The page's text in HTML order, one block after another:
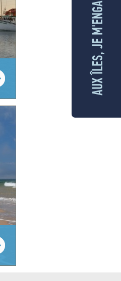
AUX ÎLES, JE M'ENGAGE